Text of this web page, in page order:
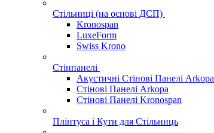
Стільниці (на основі ДСП)
Kronospan
LuxeForm
Swiss Krono
Стінпанелі
Акустичні Стінові Панелі Аrkopa
Стінові Панелі Arkopa
Стінові Панелі Kronospan
Плінтуса і Кути для Стільниць